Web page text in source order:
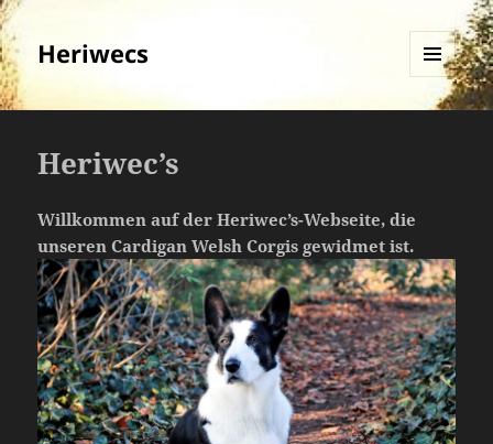
Heriwecs
MENÜ
UND
Heriwec’s
Willkommen auf der Heriwec’s-Webseite, die
unseren Cardigan Welsh Corgis gewidmet ist.